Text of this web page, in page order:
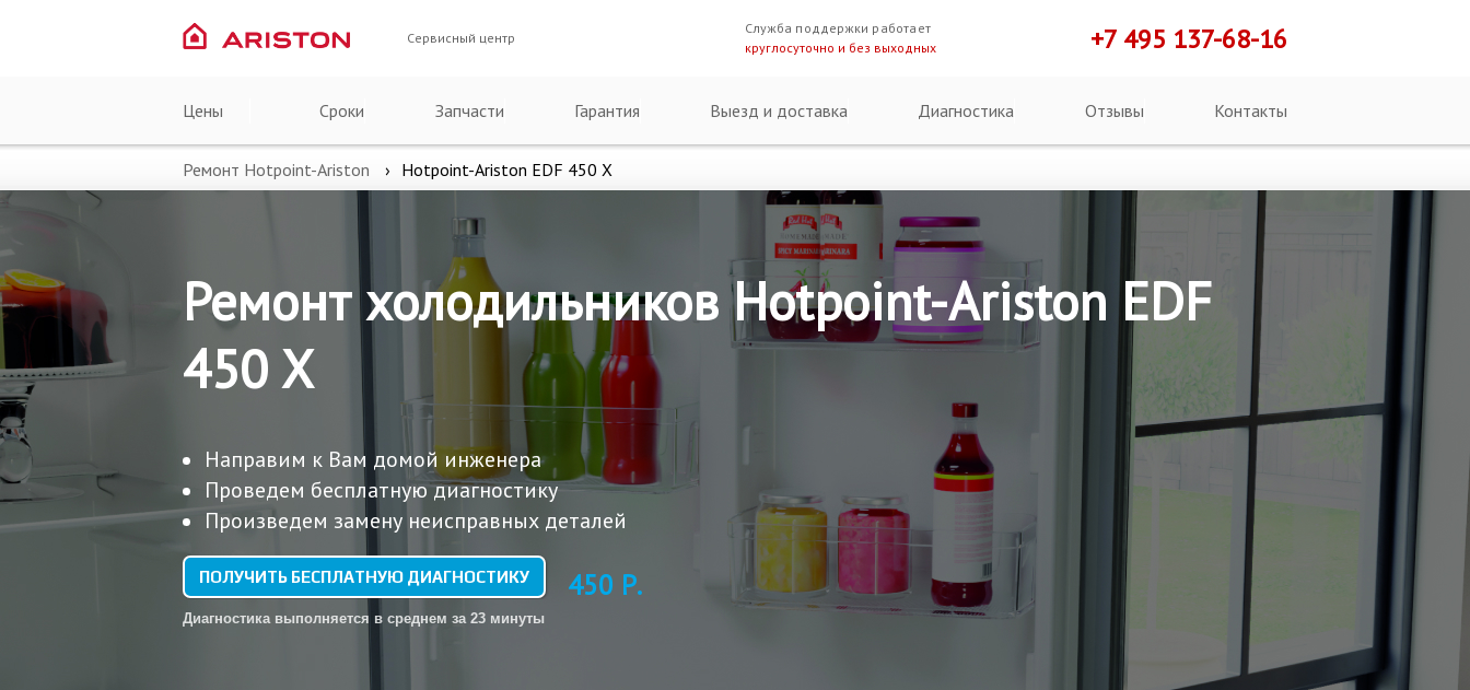
Сервисный центр
Служба поддержки работает
круглосуточно и без выходных
+7 495 137-68-16
Цены Сроки Запчасти Гарантия Выезд и доставка Диагностика Отзывы Контакты
Ремонт Hotpoint-Ariston Hotpoint-Ariston EDF 450 X
Ремонт холодильников Hotpoint-Ariston EDF
450 X
Направим к Вам домой инженера
Проведем бесплатную диагностику
Произведем замену неисправных деталей
ПОЛУЧИТЬ БЕСПЛАТНУЮ ДИАГНОСТИКУ 450 Р.
Диагностика выполняется в среднем за 23 минуты